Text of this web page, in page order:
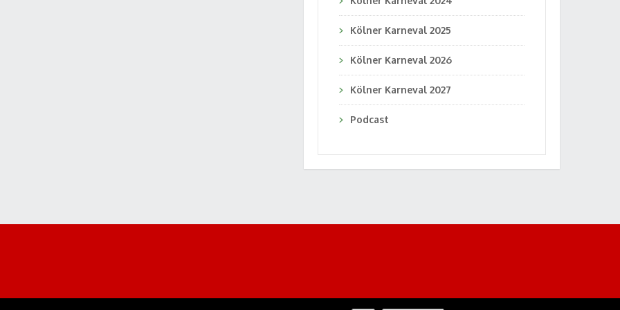
Kölner Karneval 2025
Kölner Karneval 2026
Kölner Karneval 2027
Podcast